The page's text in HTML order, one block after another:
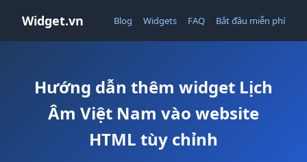
Widget.vn Blog Widgets FAQ Bắt đầu miễn phí
Hướng dẫn thêm widget Lịch
Âm Việt Nam vào website
HTML tùy chỉnh